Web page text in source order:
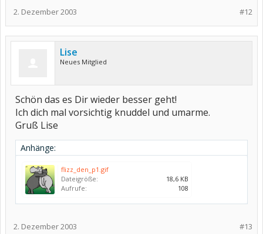
#12
2. Dezember 2003
Lise
Neues Mitglied
Schön das es Dir wieder besser geht!
Ich dich mal vorsichtig knuddel und umarme.
Gruß Lise
Anhänge:
flizz_den_p1.gif
Dateigröße:
18,6 KB
Aufrufe:
108
#13
2. Dezember 2003